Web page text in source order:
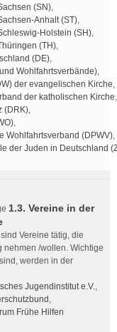
(SN),
Anhalt (ST),
Holstein (SH),
(TH),
(DE),
Wohlfahrtsverbände),
der evangelischen Kirche,
der katholischen Kirche,
(DRK),
,
Wohlfahrtsverband (DPWV),
der Juden in Deutschland
1.3. Vereine in der
Vereine tätig, die
nehmen /wollen. Wichtige
werden in der
Jugendinstitut e.V.,
,
Frühe Hilfen